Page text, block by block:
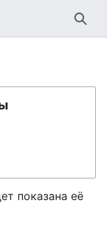
показана её